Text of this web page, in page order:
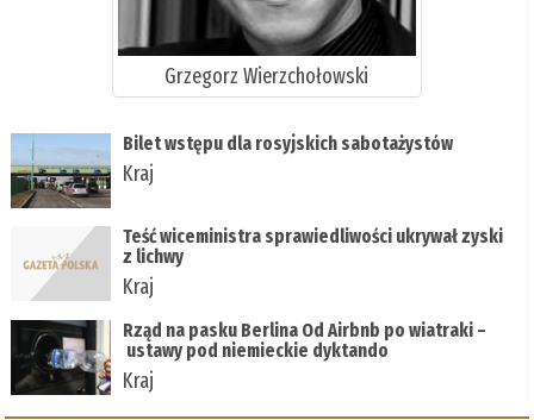
Grzegorz Wierzchołowski
Bilet wstępu dla rosyjskich sabotażystów
Kraj
Teść wiceministra sprawiedliwości ukrywał zyski
z lichwy
Kraj
Rząd na pasku Berlina Od Airbnb po wiatraki –
ustawy pod niemieckie dyktando
Kraj